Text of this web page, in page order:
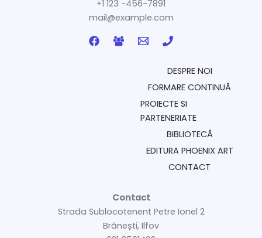
+1 123 -456-7891
mail@example.com
DESPRE NOI
FORMARE CONTINUĂ
PROIECTE SI
PARTENERIATE
BIBLIOTECĂ
EDITURA PHOENIX ART
CONTACT
Contact
Strada Sublocotenent Petre Ionel 2
Brănești, Ilfov